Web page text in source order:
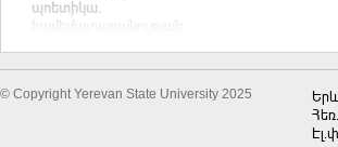
պոետիկա․
© Copyright Yerevan State University 2025